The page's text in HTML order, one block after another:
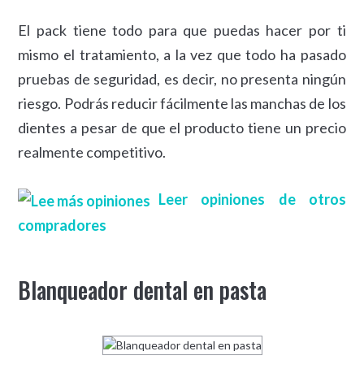
El pack tiene todo para que puedas hacer por ti
mismo el tratamiento, a la vez que todo ha pasado
pruebas de seguridad, es decir, no presenta ningún
riesgo. Podrás reducir fácilmente las manchas de los
dientes a pesar de que el producto tiene un precio
realmente competitivo.
Leer opiniones de otros
compradores
Blanqueador dental en pasta